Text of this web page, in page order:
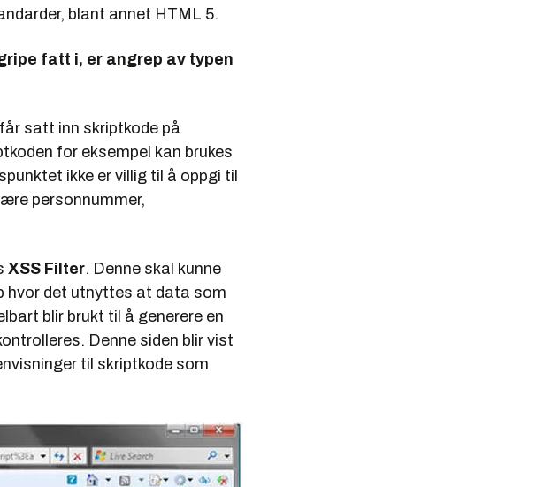
blant annet HTML 5.
fatt i, er angrep av typen
satt inn skriptkode på
for eksempel kan brukes
ikke er villig til å oppgi til
personnummer,
XSS Filter. Denne skal kunne
hvor det utnyttes at data som
blir brukt til å generere en
Denne siden blir vist
til skriptkode som